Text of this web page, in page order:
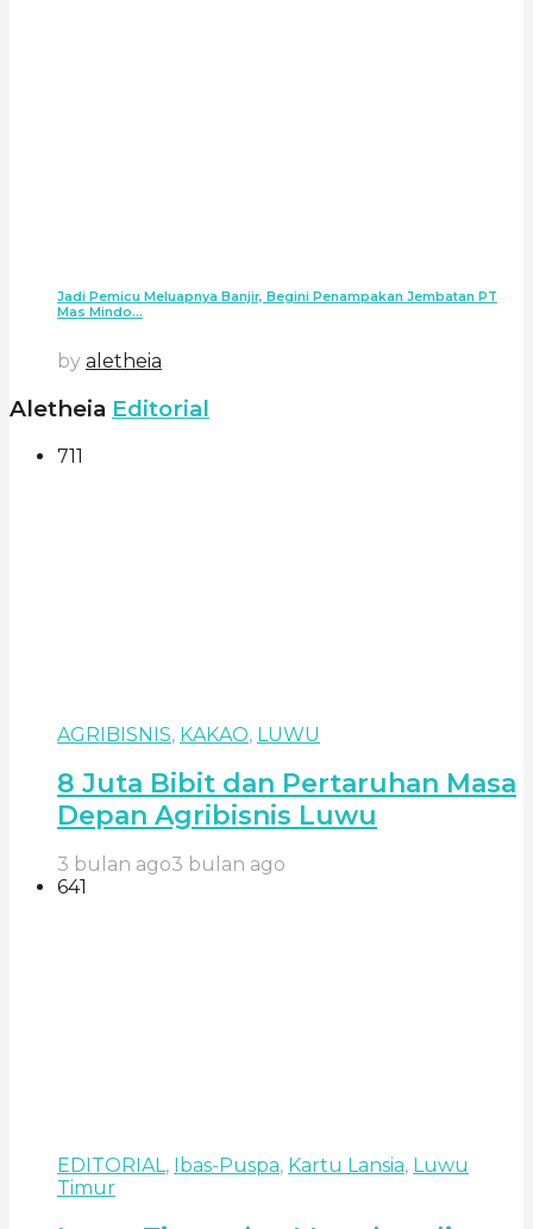
Jadi Pemicu Meluapnya Banjir, Begini Penampakan Jembatan PT
Mas Mindo...
by aletheia
Aletheia Editorial
711
AGRIBISNIS, KAKAO, LUWU
8 Juta Bibit dan Pertaruhan Masa
Depan Agribisnis Luwu
3 bulan ago3 bulan ago
641
EDITORIAL, Ibas-Puspa, Kartu Lansia, Luwu
Timur